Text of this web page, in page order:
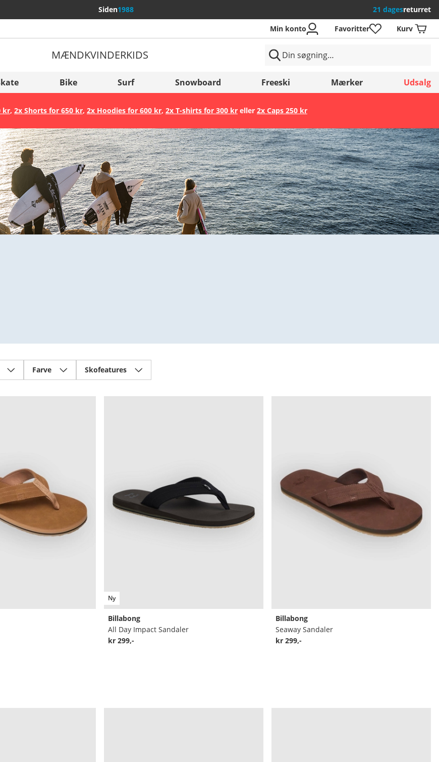
Siden1988 21 dagesreturret
(Nederlands)
(Français)
Gem
Min konto Favoritter Kurv
MÆNDKVINDERKIDS
Bike Surf Snowboard Freeski Mærker Udsalg
kr, 2x Shorts for 650 kr, 2x Hoodies for 600 kr, 2x T-shirts for 300 kreller 2x Caps 250 kr
Farve Skofeatures
Ny
Billabong
All Day Impact Sandaler
kr 299,-
Billabong
Seaway Sandaler
kr 299,-